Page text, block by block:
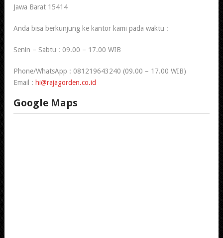
Jawa Barat 15414
Anda bisa berkunjung ke kantor kami pada waktu :
Senin – Sabtu : 09.00 – 17.00 WIB
Phone/WhatsApp : 081219643240 (09.00 – 17.00 WIB)
Email : hi@rajagorden.co.id
Google Maps